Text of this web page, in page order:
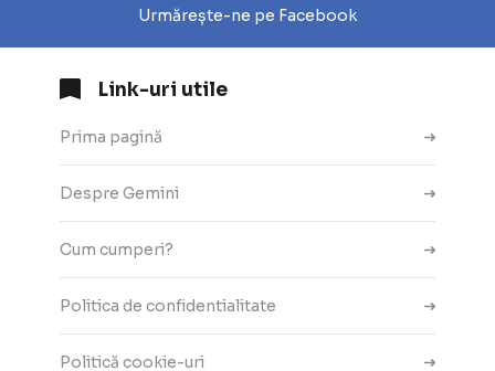
Urmărește-ne pe Facebook
Link-uri utile
Prima pagină
Despre Gemini
Cum cumperi?
Politica de confidentialitate
Politică cookie-uri